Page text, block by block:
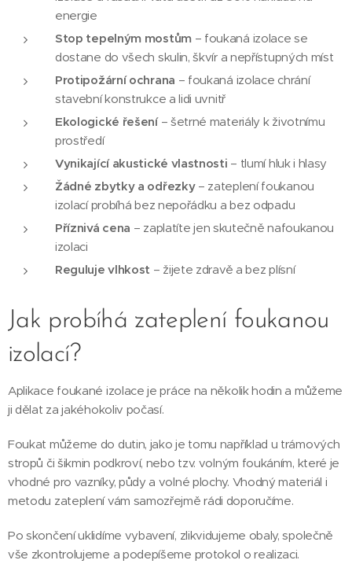
energie
Stop tepelným mostům– foukaná izolace se
dostane do všech skulin, škvír a nepřístupných míst
Protipožární ochrana – foukaná izolace chrání
stavební konstrukce a lidi uvnitř
Ekologické řešení– šetrné materiály k životnímu
prostředí
Vynikající akustické vlastnosti – tlumí hluk i hlasy
Žádné zbytky a odřezky– zateplení foukanou
izolací probíhá bez nepořádku a bez odpadu
Příznivá cena – zaplatíte jen skutečně nafoukanou
izolaci
Reguluje vlhkost – žijete zdravě a bez plísní
Jak probíhá zateplení foukanou
izolací?
Aplikace foukané izolace je práce na několik hodin a můžeme
ji dělat za jakéhokoliv počasí.
Foukat můžeme do dutin, jako je tomu například u trámových
stropů či šikmin podkroví, nebo tzv. volným foukáním, které je
vhodné pro vazníky, půdy a volné plochy. Vhodný materiál i
metodu zateplení vám samozřejmě rádi doporučíme.
Po skončení uklidíme vybavení, zlikvidujeme obaly, společně
vše zkontrolujeme a podepíšeme protokol o realizaci.